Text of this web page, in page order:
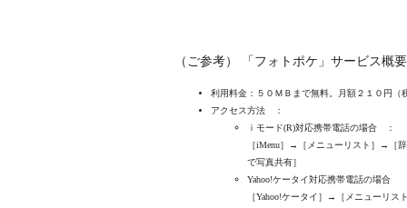
（ご参考） 「フォトポケ」サービス概要
利用料金：５０ＭＢまで無料。月額２１０円（
アクセス方法 ：
ｉモード(R)対応携帯電話の場合 ：
［iMenu］→［メニューリスト］→［
で写真共有］
Yahoo!ケータイ対応携帯電話の場合
［Yahoo!ケータイ］→［メニューリ